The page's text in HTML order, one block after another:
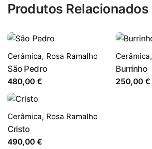
Produtos Relacionados
Cerâmica, Rosa Ramalho
São Pedro
480,00 €
Cerâmica,
Burrinho
250,00 €
Cerâmica, Rosa Ramalho
Cristo
490,00 €